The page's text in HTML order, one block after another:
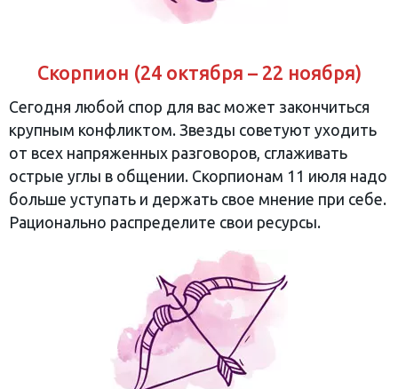
Скорпион (24 октября – 22 ноября)
Сегодня любой спор для вас может закончиться
крупным конфликтом. Звезды советуют уходить
от всех напряженных разговоров, сглаживать
острые углы в общении. Скорпионам 11 июля надо
больше уступать и держать свое мнение при себе.
Рационально распределите свои ресурсы.